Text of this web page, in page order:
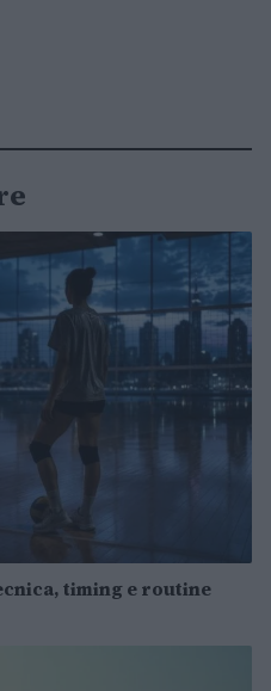
timing e routine